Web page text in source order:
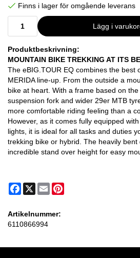
Finns i lager för omgående leverans
Lägg i
Produktbeskrivning:
MOUNTAIN BIKE TREKKING AT ITS
The eBIG.TOUR EQ combines the best
MERIDA line-up. From the outside a
bike at heart. With a frame based on the
suspension fork and wider 29er MTB
more comfortable riding feeling than a
However, as it comes fully equipped
lights, it is ideal for all tasks and duties
trekking bike or hybrid. The heavily
incredible stand over height for easy
Facebook
X Email
Artikelnummer:
6110866994